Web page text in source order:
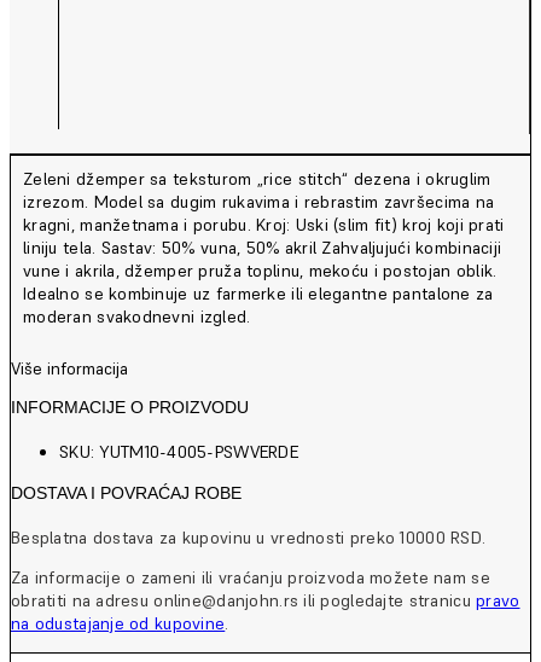
Zeleni džemper sa teksturom „rice stitch“ dezena i okruglim
izrezom. Model sa dugim rukavima i rebrastim završecima na
kragni, manžetnama i porubu. Kroj: Uski (slim fit) kroj koji prati
liniju tela. Sastav: 50% vuna, 50% akril Zahvaljujući kombinaciji
vune i akrila, džemper pruža toplinu, mekoću i postojan oblik.
Idealno se kombinuje uz farmerke ili elegantne pantalone za
moderan svakodnevni izgled.
Više informacija
INFORMACIJE O PROIZVODU
SKU: YUTM10-4005-PSWVERDE
DOSTAVA I POVRAĆAJ ROBE
Besplatna dostava za kupovinu u vrednosti preko 10000 RSD.
Za informacije o zameni ili vraćanju proizvoda možete nam se
obratiti na adresu online@danjohn.rs ili pogledajte stranicupravo
na odustajanje od kupovine.